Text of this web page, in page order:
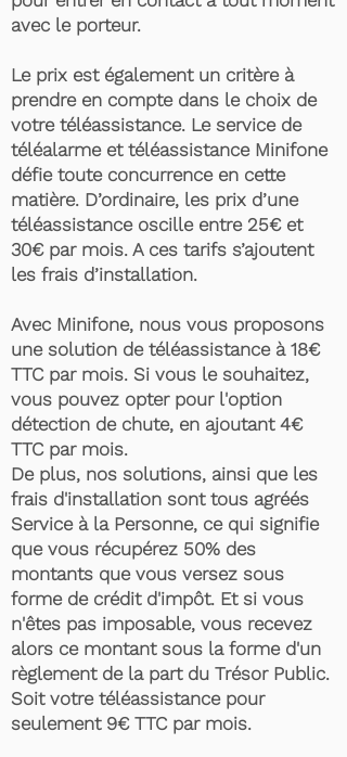
avec le porteur.
Le prix est également un critère à
prendre en compte dans le choix de
votre téléassistance. Le service de
téléalarme et téléassistance Minifone
défie toute concurrence en cette
matière. D’ordinaire, les prix d’une
téléassistance oscille entre 25€ et
30€ par mois. A ces tarifs s’ajoutent
les frais d’installation.
Avec Minifone, nous vous proposons
une solution de téléassistance à 18€
TTC par mois. Si vous le souhaitez,
vous pouvez opter pour l'option
détection de chute, en ajoutant 4€
TTC par mois.
De plus, nos solutions, ainsi que les
frais d'installation sont tous agréés
Service à la Personne, ce qui signifie
que vous récupérez 50% des
montants que vous versez sous
forme de crédit d'impôt. Et si vous
n'êtes pas imposable, vous recevez
alors ce montant sous la forme d'un
règlement de la part du Trésor Public.
Soit votre téléassistance pour
seulement 9€ TTC par mois.